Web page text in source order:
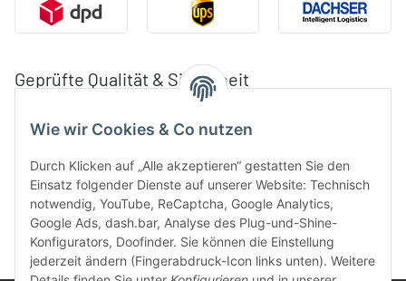
Wie wir Cookies & Co nutzen
Durch Klicken auf „Alle akzeptieren“ gestatten Sie den
Einsatz folgender Dienste auf unserer Website: Technisch
notwendig, YouTube, ReCaptcha, Google Analytics,
Google Ads, dash.bar, Analyse des Plug-und-Shine-
Konfigurators, Doofinder. Sie können die Einstellung
jederzeit ändern (Fingerabdruck-Icon links unten). Weitere
Geprüfte Qualität & Sicherheit